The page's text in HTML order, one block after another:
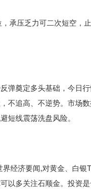
压乏力可二次短空，止
奠定多头基础，今日行
不追高、不逆势。市场
短线震荡洗盘风险。
济要闻,对黄金、白银
以多关注石顺金。投资